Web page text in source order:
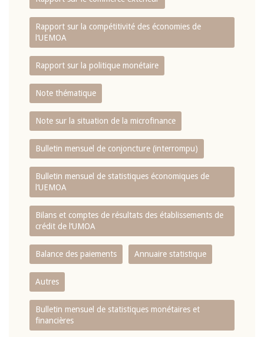
Rapport sur la compétitivité des économies de
l‘UEMOA
Rapport sur la politique monétaire
Note thématique
Note sur la situation de la microfinance
Bulletin mensuel de conjoncture (interrompu)
Bulletin mensuel de statistiques économiques de
l‘UEMOA
Bilans et comptes de résultats des établissements de
crédit de l‘UMOA
Balance des paiements Annuaire statistique
Autres
Bulletin mensuel de statistiques monétaires et
financières